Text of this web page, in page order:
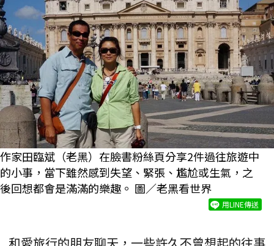
作家田臨斌（老黑）在臉書粉絲頁分享2件過往旅遊中
的小事，當下雖然感到失望、緊張、尷尬或生氣，之
後回想都會是滿滿的樂趣。 圖／老黑看世界
用LINE傳送
和愛旅行的朋友聊天，一些許久不曾想起的往事